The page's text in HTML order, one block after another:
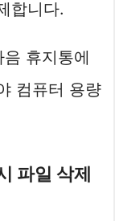
합니다.
휴지통에
컴퓨터 용량
파일 삭제